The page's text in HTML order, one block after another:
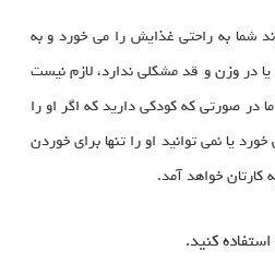
شما به راحتی غذایش را می خورد و به
در وزن و قد مشکلی ندارد، لازم نیست
در صورتی که کودکی دارید که اگر او را
یا نمی توانید او را تنها برای خوردن
کارتان خواهد آمد.
کنید.